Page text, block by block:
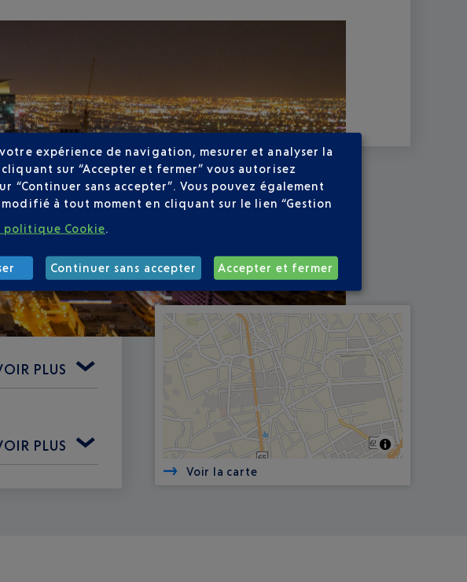
PLUS
PLUS
Voir la carte
expérience de navigation, mesurer et analyser la
sur “Accepter et fermer” vous autorisez
“Continuer sans accepter”. Vous pouvez également
à tout moment en cliquant sur le lien “Gestion
politique Cookie
Continuer sans accepter Accepter et fermer